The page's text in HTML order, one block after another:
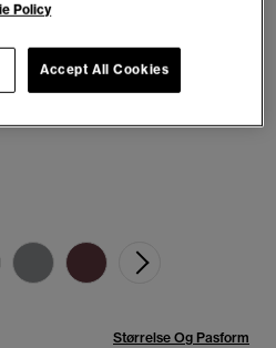
Størrelse Og Pasform
Policy
Accept All Cookies